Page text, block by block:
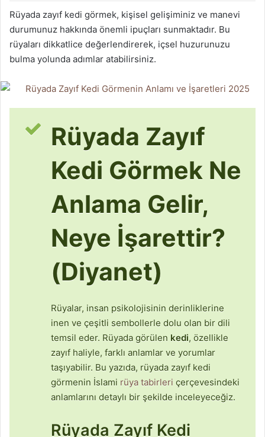
Rüyada zayıf kedi görmek, kişisel gelişiminiz ve manevi
durumunuz hakkında önemli ipuçları sunmaktadır. Bu
rüyaları dikkatlice değerlendirerek, içsel huzurunuzu
bulma yolunda adımlar atabilirsiniz.
Rüyada Zayıf
Kedi Görmek Ne
Anlama Gelir,
Neye İşarettir?
(Diyanet)
Rüyalar, insan psikolojisinin derinliklerine
inen ve çeşitli sembollerle dolu olan bir dili
temsil eder. Rüyada görülen kedi, özellikle
zayıf haliyle, farklı anlamlar ve yorumlar
taşıyabilir. Bu yazıda, rüyada zayıf kedi
görmenin İslami rüya tabirleri çerçevesindeki
anlamlarını detaylı bir şekilde inceleyeceğiz.
Rüyada Zayıf Kedi